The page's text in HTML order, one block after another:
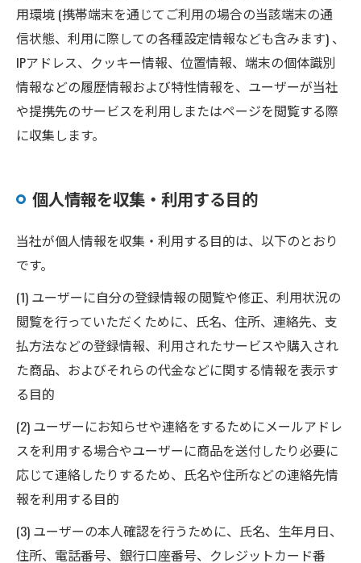
用環境 (携帯端末を通じてご利用の場合の当該端末の通
信状態、利用に際しての各種設定情報なども含みます) 、
IPアドレス、クッキー情報、位置情報、端末の個体識別
情報などの履歴情報および特性情報を、ユーザーが当社
や提携先のサービスを利用しまたはページを閲覧する際
に収集します。
個人情報を収集・利用する目的
当社が個人情報を収集・利用する目的は、以下のとおり
です。
(1) ユーザーに自分の登録情報の閲覧や修正、利用状況の
閲覧を行っていただくために、氏名、住所、連絡先、支
払方法などの登録情報、利用されたサービスや購入され
た商品、およびそれらの代金などに関する情報を表示す
る目的
(2) ユーザーにお知らせや連絡をするためにメールアドレ
スを利用する場合やユーザーに商品を送付したり必要に
応じて連絡したりするため、氏名や住所などの連絡先情
報を利用する目的
(3) ユーザーの本人確認を行うために、氏名、生年月日、
住所、電話番号、銀行口座番号、クレジットカード番